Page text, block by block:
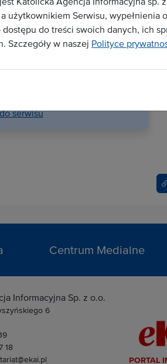
zalogowanych użytkowników.
serwisu
użytkownikiem Serwisu,
do treści swoich danych, ich
Szczegóły w naszej Polityce
Centrum Medialne
Informacyjna Sp. z o.o.
6
18
PORTAL